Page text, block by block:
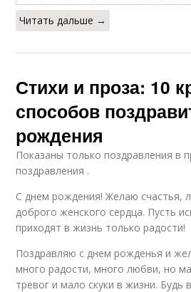
Читать дальше →
Стихи и проза: 10
способов
рождения
Показаны только поздравления в
поздравления .
С днем рождения! Желаю счастья,
доброго женского сердца. Пусть
приходят в жизнь только радости!
Поздравляю с днем рожденья и
много радости, много любви, но
тревог и мало скуки в жизни. Будь